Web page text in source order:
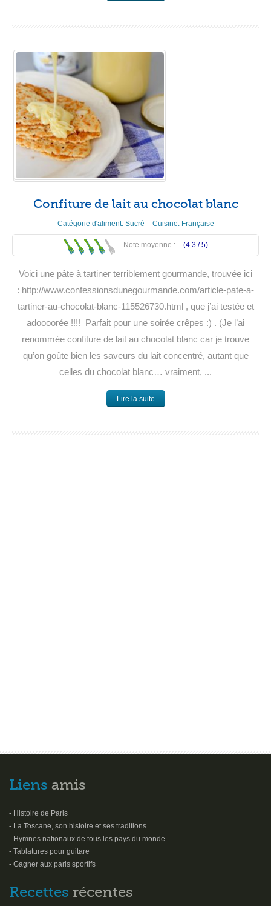
Confiture de lait au chocolat blanc
Catégorie d'aliment: Sucré Cuisine: Française
Note moyenne : (4.3 /5)
Voici une pâte à tartiner terriblement gourmande, trouvée ici
: http://www.confessionsdunegourmande.com/article-pate-a-
tartiner-au-chocolat-blanc-115526730.html , que j’ai testée et
adoooorée !!!! Parfait pour une soirée crêpes :) . (Je l’ai
renommée confiture de lait au chocolat blanc car je trouve
qu’on goûte bien les saveurs du lait concentré, autant que
celles du chocolat blanc… vraiment, ...
Lire la suite
Liens amis
- Histoire de Paris
- La Toscane, son histoire et ses traditions
- Hymnes nationaux de tous les pays du monde
- Tablatures pour guitare
- Gagner aux paris sportifs
Recettes récentes